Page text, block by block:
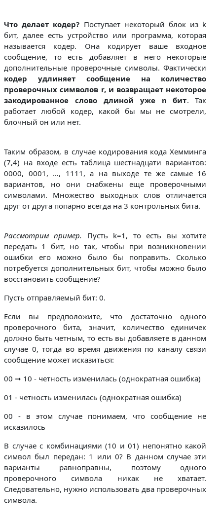
Что делает кодер? Поступает некоторый блок из k
бит, далее есть устройство или программа, которая
называется кодер. Она кодирует ваше входное
сообщение, то есть добавляет в него некоторые
дополнительные проверочные символы. Фактически
кодер удлиняет сообщение на количество
проверочных символов r, и возвращает некоторое
закодированное слово длиной уже n бит. Так
работает любой кодер, какой бы мы не смотрели,
блочный он или нет.
Таким образом, в случае кодирования кода Хемминга
(7,4) на входе есть таблица шестнадцати вариантов:
0000, 0001, …, 1111, а на выходе те же самые 16
вариантов, но они снабжены еще проверочными
символами. Множество выходных слов отличается
друг от друга попарно всегда на 3 контрольных бита.
Рассмотрим пример. Пусть k=1, то есть вы хотите
передать 1 бит, но так, чтобы при возникновении
ошибки его можно было бы поправить. Сколько
потребуется дополнительных бит, чтобы можно было
восстановить сообщение?
Пусть отправляемый бит: 0.
Если вы предположите, что достаточно одного
проверочного бита, значит, количество единичек
должно быть четным, то есть вы добавляете в данном
случае 0, тогда во время движения по каналу связи
сообщение может исказиться:
00 ➞ 10 - четность изменилась (однократная ошибка)
01 - четность изменилась (однократная ошибка)
00 - в этом случае понимаем, что сообщение не
исказилось
В случае с комбинациями (10 и 01) непонятно какой
символ был передан: 1 или 0? В данном случае эти
варианты равноправны, поэтому одного
проверочного символа никак не хватает.
Следовательно, нужно использовать два проверочных
символа.